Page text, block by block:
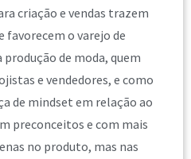
criação e vendas trazem
favorecem o varejo de
de moda, quem
e vendedores, e como
de mindset em relação ao
preconceitos e com mais
no produto, mas nas